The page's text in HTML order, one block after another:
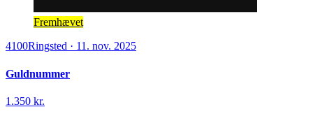
Fremhævet
4100Ringsted · 11. nov. 2025
Guldnummer
1.350 kr.